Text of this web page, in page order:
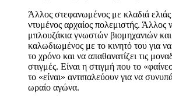
Άλλος στεφανωμένος με κλαδιά
ντυμένος αρχαίος πολεμιστής. Άλλος
μπλουζάκια γνωστών βιομηχανιών
καλωδιωμένος με το κινητό του για
το χρόνο και να απαθανατίζει τις
στιγμές. Είναι η στιγμή που το
το «είναι» αντιπαλεύουν για να
ωραίο αγώνα.